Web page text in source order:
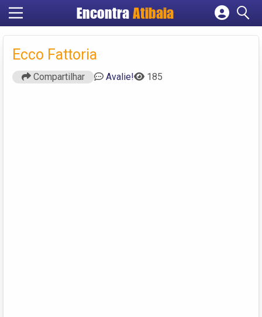
Encontra Atibaia
Cadastrar empresa
Ecco Fattoria
Compartilhar Avalie! 185